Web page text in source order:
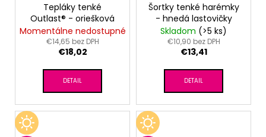
Tepláky tenké
Outlast® - oriešková
Momentálne nedostupné
€14,65 bez DPH
€18,02
DETAIL
Šortky tenké harémky
- hnedá lastovičky
Skladom (>5 ks)
€10,90 bez DPH
€13,41
DETAIL